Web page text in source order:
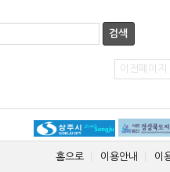
검색
이전페이지
홈으로 이용안내 이